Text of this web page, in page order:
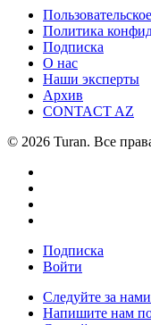
Политика
Подписка
О нас
Наши эксперты
Архив
CONTACT AZ
© 2026 Turan. Все
Подписка
Войти
Следуйте за
Напишите нам